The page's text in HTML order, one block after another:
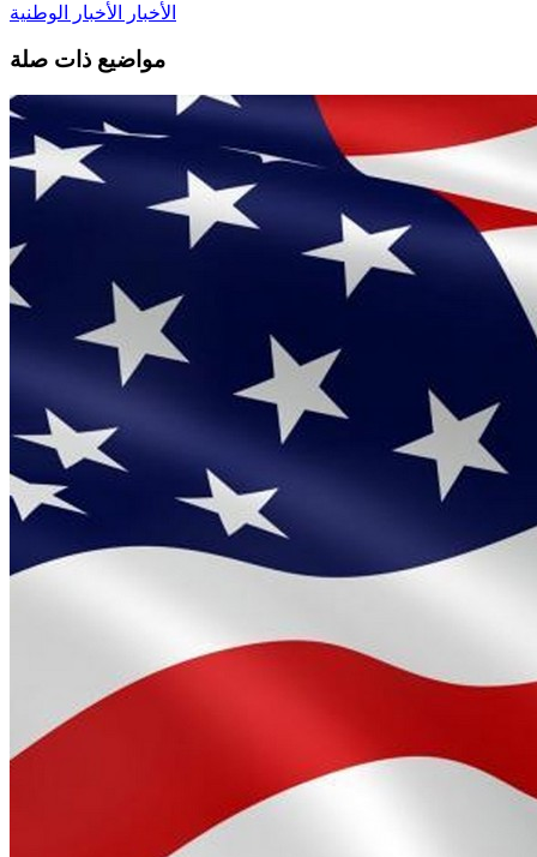
الأخبار الأخبار الوطنية
مواضيع ذات صلة